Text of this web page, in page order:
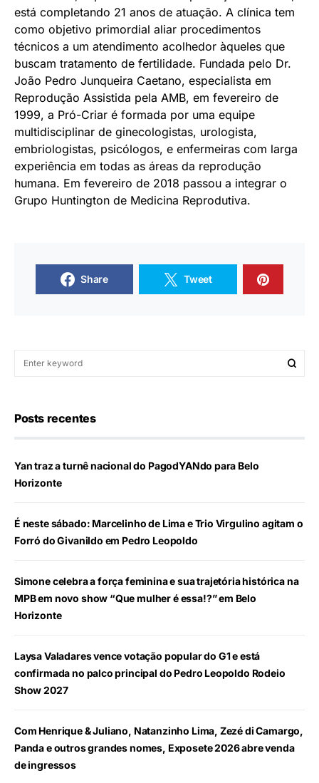
está completando 21 anos de atuação. A clínica tem
como objetivo primordial aliar procedimentos
técnicos a um atendimento acolhedor àqueles que
buscam tratamento de fertilidade. Fundada pelo Dr.
João Pedro Junqueira Caetano, especialista em
Reprodução Assistida pela AMB, em fevereiro de
1999, a Pró-Criar é formada por uma equipe
multidisciplinar de ginecologistas, urologista,
embriologistas, psicólogos, e enfermeiras com larga
experiência em todas as áreas da reprodução
humana. Em fevereiro de 2018 passou a integrar o
Grupo Huntington de Medicina Reprodutiva.
Share Tweet
Posts recentes
Yan traz a turnê nacional do PagodYANdo para Belo
Horizonte
É neste sábado: Marcelinho de Lima e Trio Virgulino agitam o
Forró do Givanildo em Pedro Leopoldo
Simone celebra a força feminina e sua trajetória histórica na
MPB em novo show “Que mulher é essa!?” em Belo
Horizonte
Laysa Valadares vence votação popular do G1 e está
confirmada no palco principal do Pedro Leopoldo Rodeio
Show 2027
Com Henrique & Juliano, Natanzinho Lima, Zezé di Camargo,
Panda e outros grandes nomes, Exposete 2026 abre venda
de ingressos